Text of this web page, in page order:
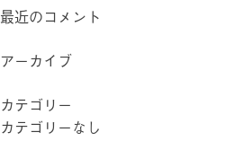
シ
ン
最近のコメント
アーカイブ
カテゴリー
カテゴリーなし